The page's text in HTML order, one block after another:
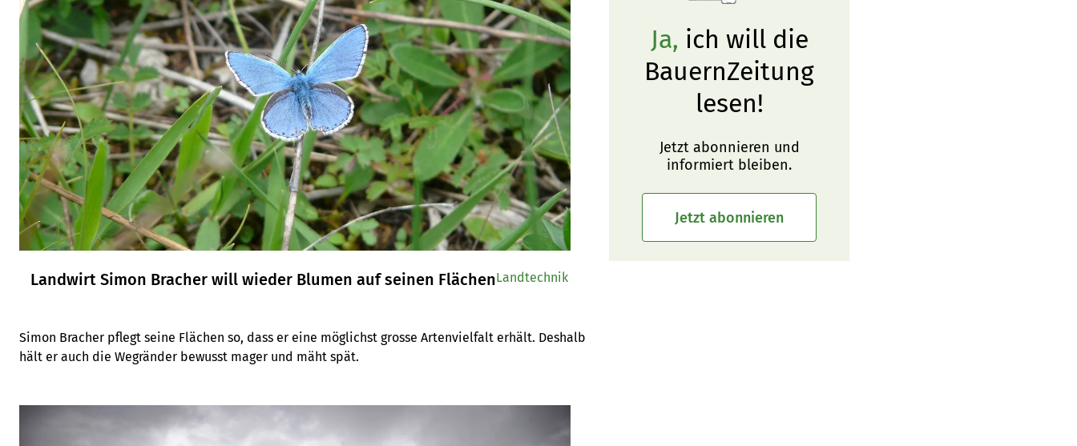
Landwirt Simon Bracher will wieder Blumen auf seinen Flächen
Simon Bracher pflegt seine Flächen so, dass er eine möglichst grosse Artenvielfalt erhält. Deshalb
hält er auch die Wegränder bewusst mager und mäht spät.
Landtechnik
Ja, ich will die
BauernZeitung
lesen!
Jetzt abonnieren und
informiert bleiben.
Jetzt abonnieren